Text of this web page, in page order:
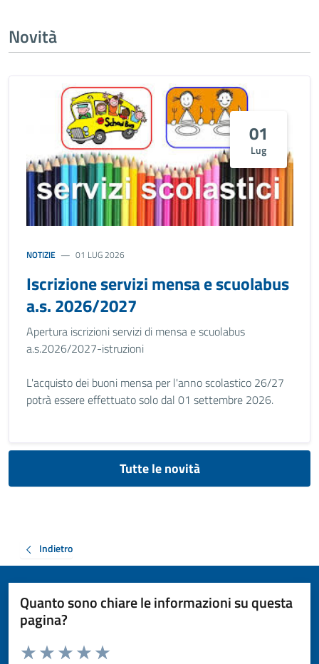
Novità
01
Lug
NOTIZIE 01 LUG 2026
Iscrizione servizi mensa e scuolabus
a.s. 2026/2027
Apertura iscrizioni servizi di mensa e scuolabus
a.s.2026/2027-istruzioni
L'acquisto dei buoni mensa per l'anno scolastico 26/27
potrà essere effettuato solo dal 01 settembre 2026.
Tutte le novità
Indietro
Quanto sono chiare le informazioni su questa
pagina?
Valuta da 1 a 5 stelle la pagina